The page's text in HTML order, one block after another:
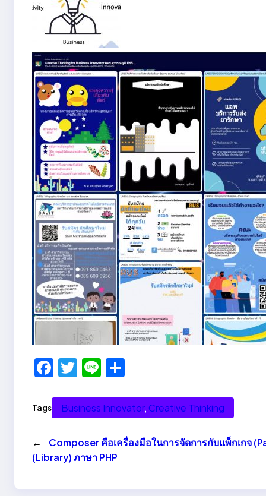
F
c
e
b
o
T
itt
er
Li
e ar
e
Tags Business Innovator, Creative Thinking
←
Composer คือเครื่องมือในการจัดการกับแพ็กเกจ
(Library) ภาษา PHP